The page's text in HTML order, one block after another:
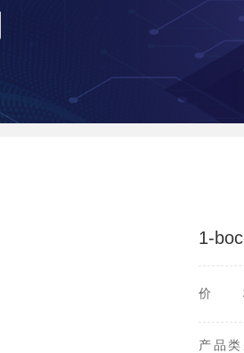
1-
价
产品类